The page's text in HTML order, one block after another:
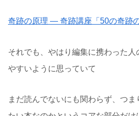
奇跡の原理 ― 奇跡講座「50の奇跡
それでも、やはり編集に携わった人
やすいように思っていて
まだ読んでないにも関わらず、つ